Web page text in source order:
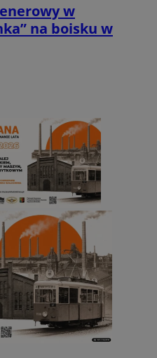
w
na boisku w